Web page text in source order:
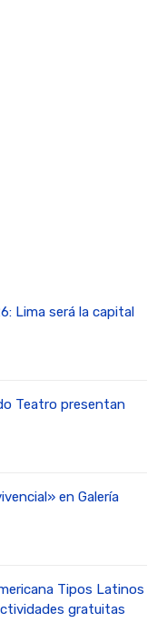
Lima será la capital
Teatro presentan
en Galería
Tipos Latinos
gratuitas